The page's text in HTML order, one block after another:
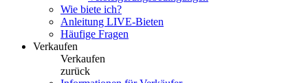
Wie biete ich?
Anleitung LIVE-Bieten
Häufige Fragen
Verkaufen
Verkaufen
zurück